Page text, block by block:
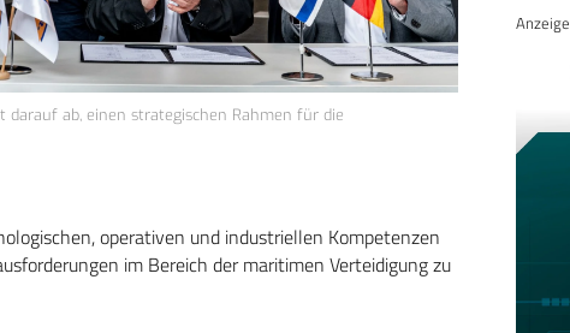
darauf ab, einen strategischen Rahmen für die
operativen und industriellen Kompetenzen
im Bereich der maritimen Verteidigung zu
Anzeige